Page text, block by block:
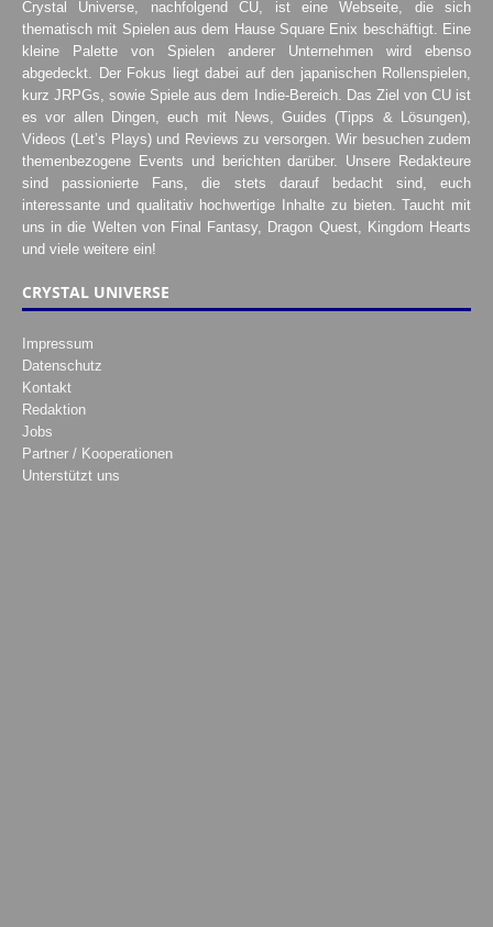
Crystal Universe, nachfolgend CU, ist eine Webseite, die sich
thematisch mit Spielen aus dem Hause Square Enix beschäftigt. Eine
kleine Palette von Spielen anderer Unternehmen wird ebenso
abgedeckt. Der Fokus liegt dabei auf den japanischen Rollenspielen,
kurz JRPGs, sowie Spiele aus dem Indie-Bereich. Das Ziel von CU ist
es vor allen Dingen, euch mit News, Guides (Tipps & Lösungen),
Videos (Let’s Plays) und Reviews zu versorgen. Wir besuchen zudem
themenbezogene Events und berichten darüber. Unsere Redakteure
sind passionierte Fans, die stets darauf bedacht sind, euch
interessante und qualitativ hochwertige Inhalte zu bieten. Taucht mit
uns in die Welten von Final Fantasy, Dragon Quest, Kingdom Hearts
und viele weitere ein!
CRYSTAL UNIVERSE
Impressum
Datenschutz
Kontakt
Redaktion
Jobs
Partner / Kooperationen
Unterstützt uns